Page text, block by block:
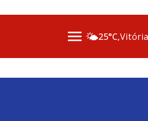
🌤️25°C,